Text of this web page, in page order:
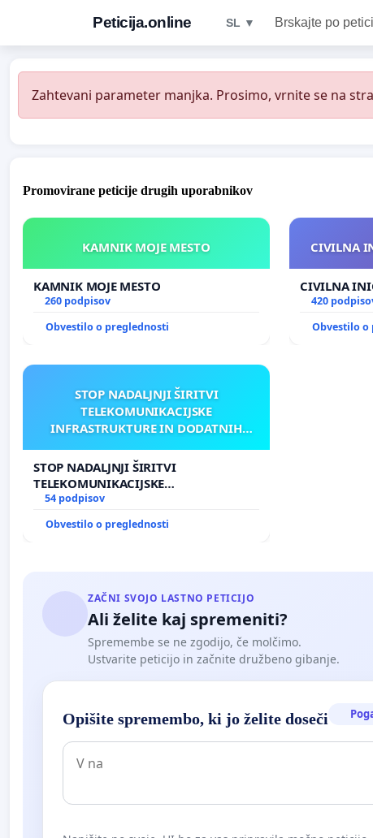
Peticija.online SL ▼ Brskajte po
Zahtevani parameter manjka. Prosimo, vrnite se na
Promovirane peticije drugih uporabnikov
KAMNIK MOJE MESTO
KAMNIK MOJE MESTO
260 podpisov
Obvestilo o preglednosti
CIVILNA
CIVILNA
420
Obvestilo o
STOP NADALJNJI ŠIRITVI
TELEKOMUNIKACIJSKE
INFRASTRUKTURE IN DODATNIH
STOP NADALJNJI ŠIRITVI
TELEKOMUNIKACIJSKE
INFRASTRUKTURE IN DODATNIH
ANTEN V GRADIŠČAKU
54 podpisov
Obvestilo o preglednosti
ZAČNI SVOJO LASTNO PETICIJO
Ali želite kaj spremeniti?
Spremembe se ne zgodijo, če molčimo.
Ustvarite peticijo in začnite družbeno gibanje.
Opišite spremembo, ki jo želite doseči